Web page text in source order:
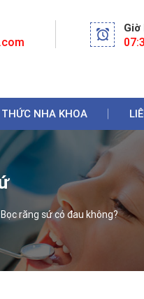
THỨC NHA KHOA
Bọc răng sứ có đau không?